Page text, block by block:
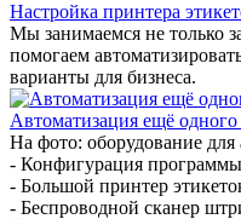
Настройка принтера
Мы занимаемся не только
помогаем
варианты для бизнеса.
Автоматизация ещё одного
На фото: оборудование для
- Конфигурация
- Большой принтер
- Беспроводной сканер